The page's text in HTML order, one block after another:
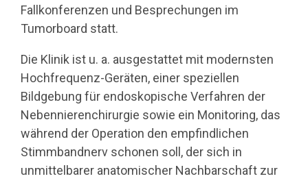
Fallkonferenzen und Besprechungen im
Tumorboard statt.
Die Klinik ist u. a. ausgestattet mit modernsten
Hochfrequenz-Geräten, einer speziellen
Bildgebung für endoskopische Verfahren der
Nebennierenchirurgie sowie ein Monitoring, das
während der Operation den empfindlichen
Stimmbandnerv schonen soll, der sich in
unmittelbarer anatomischer Nachbarschaft zur